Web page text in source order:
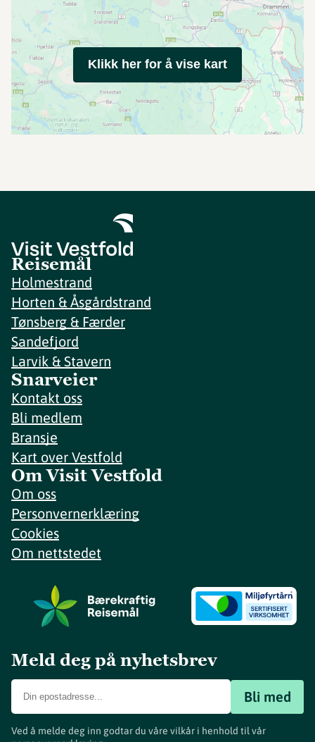
Klikk her for å vise kart
Reisemål
Holmestrand
Horten & Åsgårdstrand
Tønsberg & Færder
Sandefjord
Larvik & Stavern
Snarveier
Kontakt oss
Bli medlem
Bransje
Kart over Vestfold
Om Visit Vestfold
Om oss
Personvernerklæring
Cookies
Om nettstedet
Meld deg på nyhetsbrev
Bli med
Ved å melde deg inn godtar du våre vilkår i henhold til vår